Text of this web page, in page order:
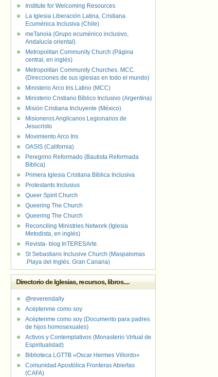
Institute for Welcoming Resources
La Iglesia Liberación Latina, Cristiana
Ecuménica Inclusiva (Chile)
meTanoia (Grupo ecuménico inclusivo,
Andalucía oriental)
Metropolitan Community Church (Página
central, en inglés)
Metropolitan Community Churches. MCC.
(Direcciones de sus iglesias en todo el mundo)
Ministerio Arco Iris Latino (MCC)
Ministerio Cristiano Bíblico Inclusivo (Argentina)
Misión Cristiana Incluyente (México)
Misioneros Anglicanos Legionarios de
Jesucristo
Movimiento Arco Iris
OASIS (California)
Peregrino Reformado (Bautista Reformada
Bíblica)
Primera Iglesia Cristiana Bíblica Inclusiva
Protestants Inclusius
Queer Spirit Church
Queering The Church
Queering The Church
Reconciling Ministries Network (Iglesia
Metodista, en inglés)
Revista- blog InTERESArte.
St Sebastians Inclusive Church (Maspalomas
.Playa del Inglés. Gran Canaria)
Directorio de Iglesias, recursos, libros....
@reverendally
Acéptenme como soy
Acéptenme como soy (Documento para padres
de hijos homosexuales)
Activos y Contemplativos (Monasterio Virtual de
Espiritualidad)
Biblioteca LGTTB «Oscar Hermes Villordo»
Comunidad Apostólica Fronteras Abiertas
(CAFA)